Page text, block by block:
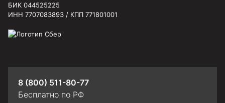
БИК 044525225
ИНН 7707083893 / КПП 771801001
8 (800) 511-80-77
Бесплатно по РФ